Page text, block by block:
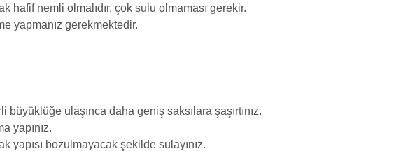
hafif nemli olmalıdır, çok sulu olmaması gerekir.
yapmanız gerekmektedir.
ulaşınca daha geniş saksılara şaşırtınız.
yapınız.
yapısı bozulmayacak şekilde sulayınız.